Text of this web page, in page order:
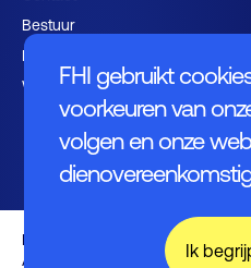
FHI gebruikt
voorkeuren van
volgen en onze
Ik
Bestuur
Medewerkers
Werken bij FHI
Privacybeleid
Algemene voorwaarden